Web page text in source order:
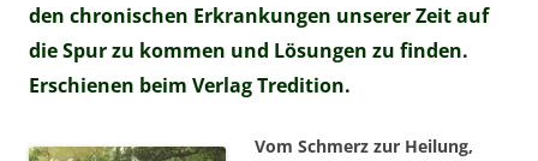
den chronischen Erkrankungen unserer Zeit auf
die Spur zu kommen und Lösungen zu finden.
Erschienen beim Verlag Tredition.
Vom Schmerz zur Heilung,